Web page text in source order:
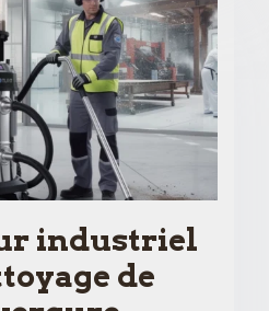
industriel
de